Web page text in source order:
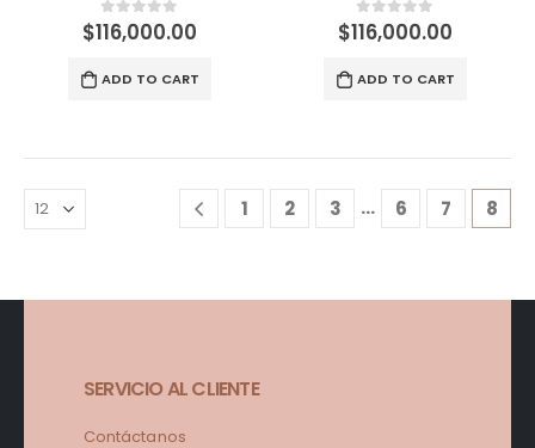
0out of 5
$116,000.00
ADD TO CART
0out of 5
$116,000.00
ADD TO CART
1 2 3 … 6 7 8
SERVICIO AL CLIENTE
Contáctanos